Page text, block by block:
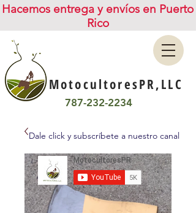
Hacemos entrega y envíos en Puerto
Rico
MotocultoresPR,LLC
787-232-2234
Dale click y subscríbete a nuestro canal